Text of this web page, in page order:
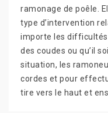
ramonage de poêle.
type d’intervention
importe les
des coudes ou qu’il
situation, les
cordes et pour
tire vers le haut et